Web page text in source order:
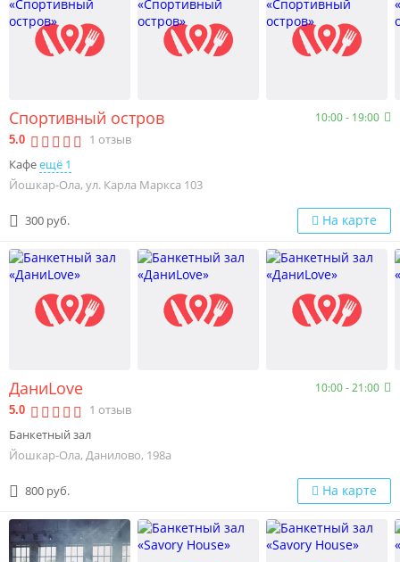
Спортивный остров 10:00 - 19:00
5.0 1 отзыв
Кафеещё 1
Йошкар-Ола, ул. Карла Маркса 103
300 руб. На карте
ДаниLove 10:00 - 21:00
5.0 1 отзыв
Банкетный зал
Йошкар-Ола, Данилово, 198а
800 руб. На карте